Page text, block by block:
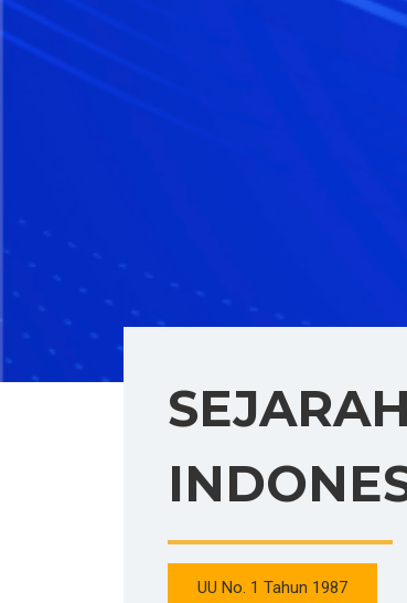
UU No. 1 Tahun 1987